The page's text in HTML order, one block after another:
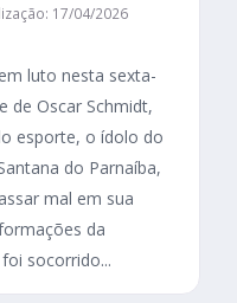
17/04/2026
luto nesta sexta-
de Oscar Schmidt,
esporte, o ídolo do
do Parnaíba,
mal em sua
da
socorrido...